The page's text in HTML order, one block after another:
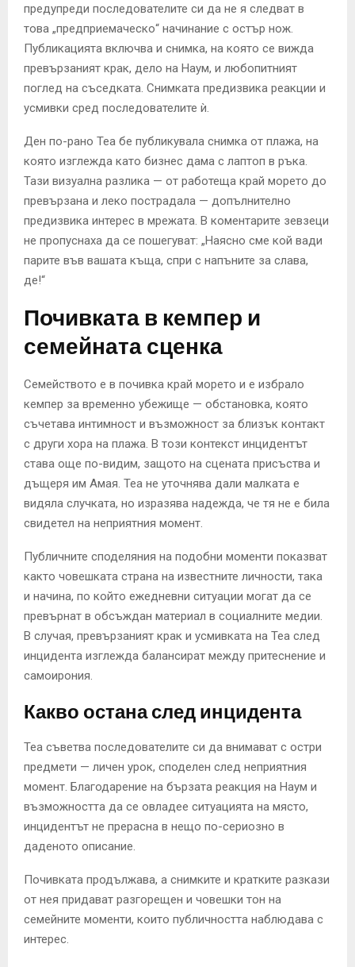
предупреди последователите си да не я следват в
това „предприемаческо“ начинание с остър нож.
Публикацията включва и снимка, на която се вижда
превързаният крак, дело на Наум, и любопитният
поглед на съседката. Снимката предизвика реакции и
усмивки сред последователите ѝ.
Ден по-рано Теа бе публикувала снимка от плажа, на
която изглежда като бизнес дама с лаптоп в ръка.
Тази визуална разлика — от работеща край морето до
превързана и леко пострадала — допълнително
предизвика интерес в мрежата. В коментарите зевзеци
не пропуснаха да се пошегуват: „Наясно сме кой вади
парите във вашата къща, спри с напъните за слава,
де!“
Почивката в кемпер и
семейната сценка
Семейството е в почивка край морето и е избрало
кемпер за временно убежище — обстановка, която
съчетава интимност и възможност за близък контакт
с други хора на плажа. В този контекст инцидентът
става още по-видим, защото на сцената присъства и
дъщеря им Амая. Теа не уточнява дали малката е
видяла случката, но изразява надежда, че тя не е била
свидетел на неприятния момент.
Публичните споделяния на подобни моменти показват
както човешката страна на известните личности, така
и начина, по който ежедневни ситуации могат да се
превърнат в обсъждан материал в социалните медии.
В случая, превързаният крак и усмивката на Теа след
инцидента изглежда балансират между притеснение и
самоирония.
Какво остана след инцидента
Теа съветва последователите си да внимават с остри
предмети — личен урок, споделен след неприятния
момент. Благодарение на бързата реакция на Наум и
възможността да се овладее ситуацията на място,
инцидентът не прерасна в нещо по-сериозно в
даденото описание.
Почивката продължава, а снимките и кратките разкази
от нея придават разгорещен и човешки тон на
семейните моменти, които публичността наблюдава с
интерес.